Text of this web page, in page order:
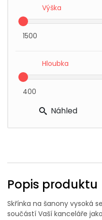
Výška
1500
Hloubka
400
Náhled
Popis produktu
Skřínka na šanony vysoká
součástí Vaší kanceláře